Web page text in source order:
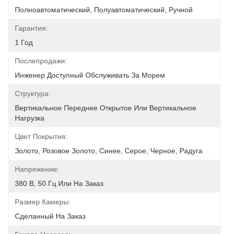
Полноавтоматический, Полуавтоматический, Ручной
Гарантия:
1 Год
Послепродажи:
Инженер Доступный Обслуживать За Морем
Структура:
Вертикальное Переднее Открытое Или Вертикальное
Нагрузка
Цвет Покрытия:
Золото, Розовое Золото, Синее, Серое, Черное, Радуга
Напряжение:
380 В, 50 Гц Или На Заказ
Размер Камеры:
Сделанный На Заказ